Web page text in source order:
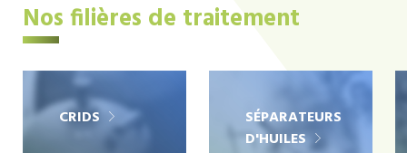
Nos filières de traitement
CRIDS
SÉPARATEURS
D'HUILES